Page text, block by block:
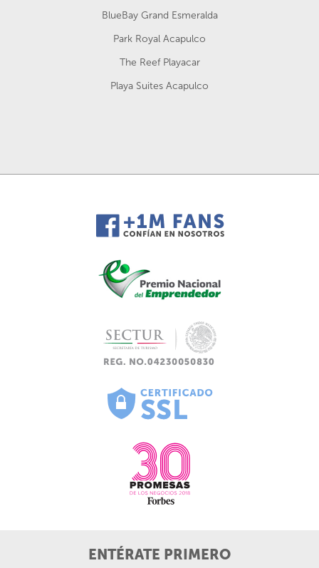
BlueBay Grand Esmeralda
Park Royal Acapulco
The Reef Playacar
Playa Suites Acapulco
ENTÉRATE PRIMERO